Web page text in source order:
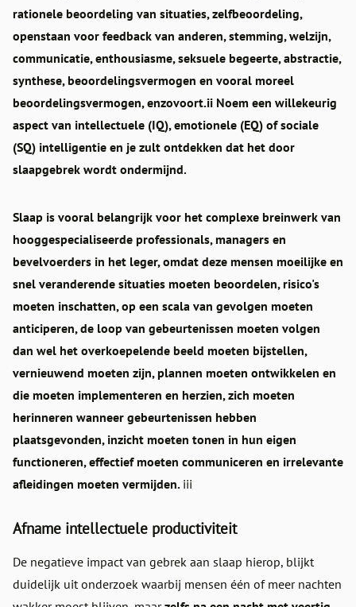
rationele beoordeling van situaties, zelfbeoordeling,
openstaan voor feedback van anderen, stemming, welzijn,
communicatie, enthousiasme, seksuele begeerte, abstractie,
synthese, beoordelingsvermogen en vooral moreel
beoordelingsvermogen, enzovoort.ii Noem een willekeurig
aspect van intellectuele (IQ), emotionele (EQ) of sociale
(SQ) intelligentie en je zult ontdekken dat het door
slaapgebrek wordt ondermijnd.
Slaap is vooral belangrijk voor het complexe breinwerk van
hooggespecialiseerde professionals, managers en
bevelvoerders in het leger, omdat deze mensen moeilijke en
snel veranderende situaties moeten beoordelen, risico's
moeten inschatten, op een scala van gevolgen moeten
anticiperen, de loop van gebeurtenissen moeten volgen
dan wel het overkoepelende beeld moeten bijstellen,
vernieuwend moeten zijn, plannen moeten ontwikkelen en
die moeten implementeren en herzien, zich moeten
herinneren wanneer gebeurtenissen hebben
plaatsgevonden, inzicht moeten tonen in hun eigen
functioneren, effectief moeten communiceren en irrelevante
afleidingen moeten vermijden. iii
Afname intellectuele productiviteit
De negatieve impact van gebrek aan slaap hierop, blijkt
duidelijk uit onderzoek waarbij mensen één of meer nachten